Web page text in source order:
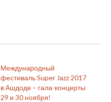
Международный
фестиваль Super Jazz 2017
в Ашдоде – гала-концерты
29 и 30 ноября!